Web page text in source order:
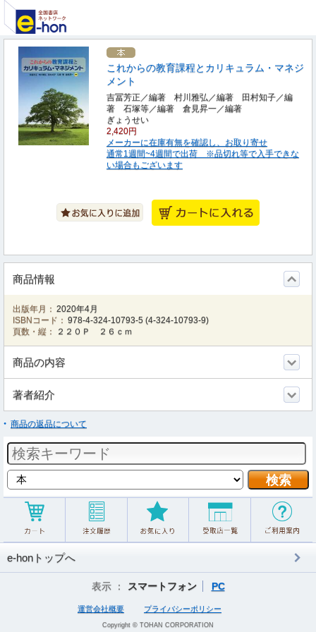
これからの教育課程とカリキュラム・マネジ
メント
吉冨芳正／編著 村川雅弘／編著 田村知子／編
著 石塚等／編著 倉見昇一／編著
ぎょうせい
2,420円
メーカーに在庫有無を確認し、お取り寄せ
通常1週間~4週間で出荷 ※品切れ等で入手できな
い場合もございます
商品情報
出版年月： 2020年4月
ISBNコード： 978-4-324-10793-5 (4-324-10793-9)
頁数・縦：
２２０Ｐ ２６ｃｍ
商品の内容
著者紹介
商品の返品について
e-honトップへ
表示 ： スマートフォン PC
運営会社概要 プライバシーポリシー
Copyright © TOHAN CORPORATION